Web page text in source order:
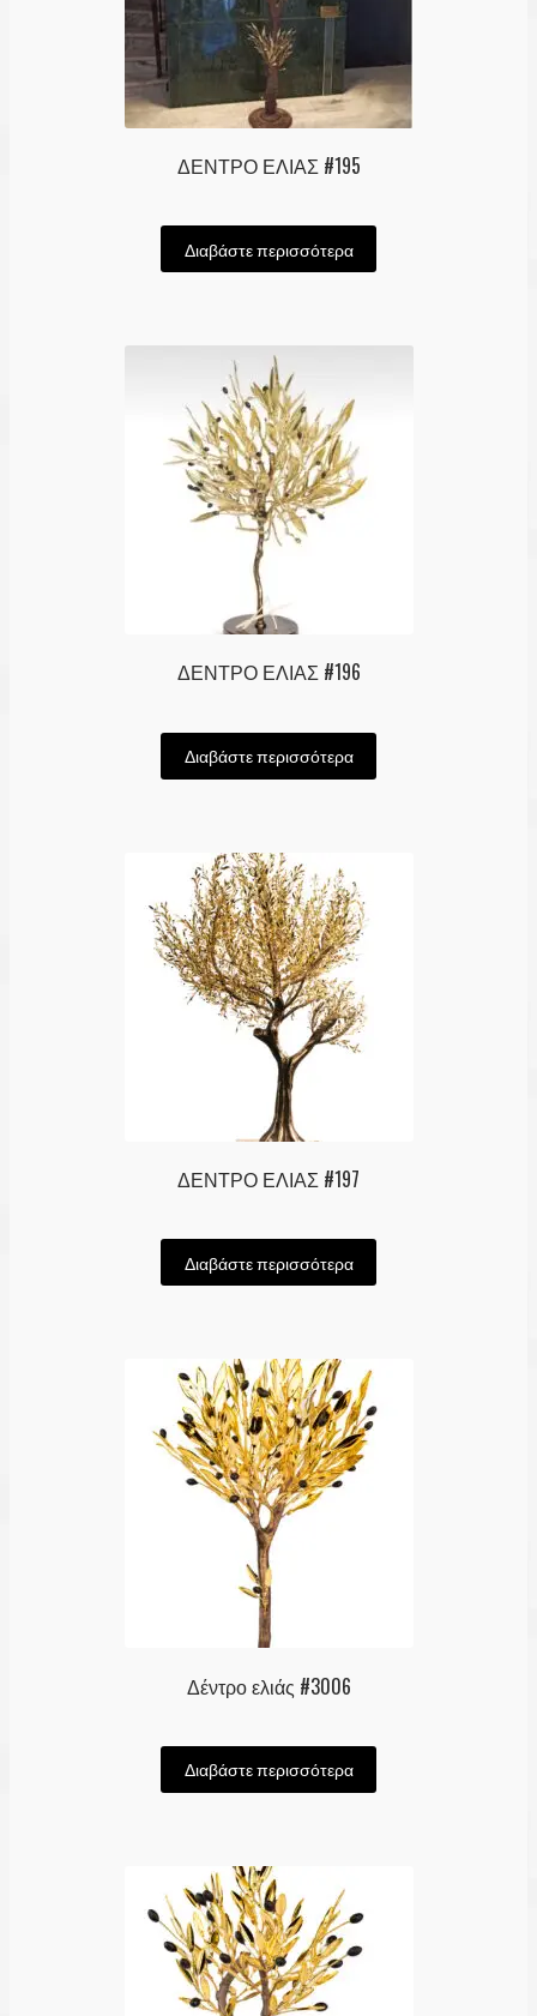
ΔΕΝΤΡΟ ΕΛΙΑΣ #195
Διαβάστε περισσότερα
ΔΕΝΤΡΟ ΕΛΙΑΣ #196
Διαβάστε περισσότερα
ΔΕΝΤΡΟ ΕΛΙΑΣ #197
Διαβάστε περισσότερα
Δέντρο ελιάς #3006
Διαβάστε περισσότερα